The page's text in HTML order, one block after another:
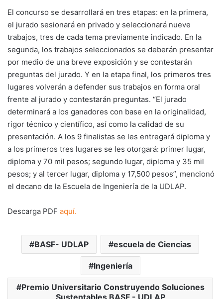
El concurso se desarrollará en tres etapas: en la primera,
el jurado sesionará en privado y seleccionará nueve
trabajos, tres de cada tema previamente indicado. En la
segunda, los trabajos seleccionados se deberán presentar
por medio de una breve exposición y se contestarán
preguntas del jurado. Y en la etapa final, los primeros tres
lugares volverán a defender sus trabajos en forma oral
frente al jurado y contestarán preguntas. “El jurado
determinará a los ganadores con base en la originalidad,
rigor técnico y científico, así como la calidad de su
presentación. A los 9 finalistas se les entregará diploma y
a los primeros tres lugares se les otorgará: primer lugar,
diploma y 70 mil pesos; segundo lugar, diploma y 35 mil
pesos; y al tercer lugar, diploma y 17,500 pesos”, mencionó
el decano de la Escuela de Ingeniería de la UDLAP.
Descarga PDF aquí.
BASF- UDLAP escuela de Ciencias
Ingeniería
Premio Universitario Construyendo Soluciones